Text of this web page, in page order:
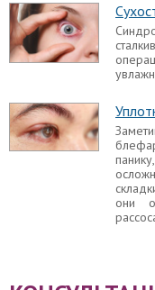
Не
Если
идет
С
они